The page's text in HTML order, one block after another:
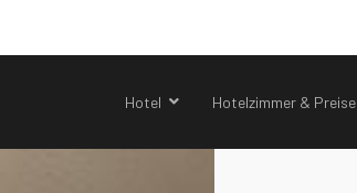
Hotel Hotelzimmer & Preise